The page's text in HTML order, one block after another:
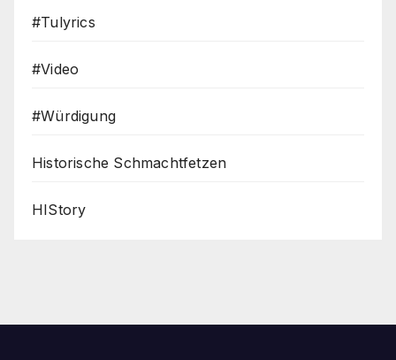
#Tulyrics
#Video
#Würdigung
Historische Schmachtfetzen
HIStory